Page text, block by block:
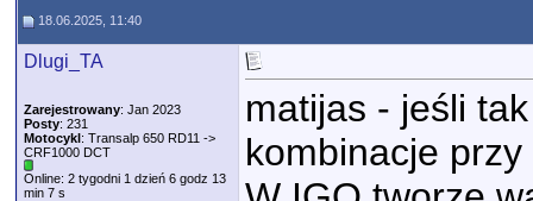
18.06.2025, 11:40
Dlugi_TA
Zarejestrowany: Jan 2023
Posty: 231
Motocykl: Transalp 650 RD11 ->
CRF1000 DCT
Online: 2 tygodni 1 dzień 6 godz 13
min 7 s
matijas - jeśli
kombinacje